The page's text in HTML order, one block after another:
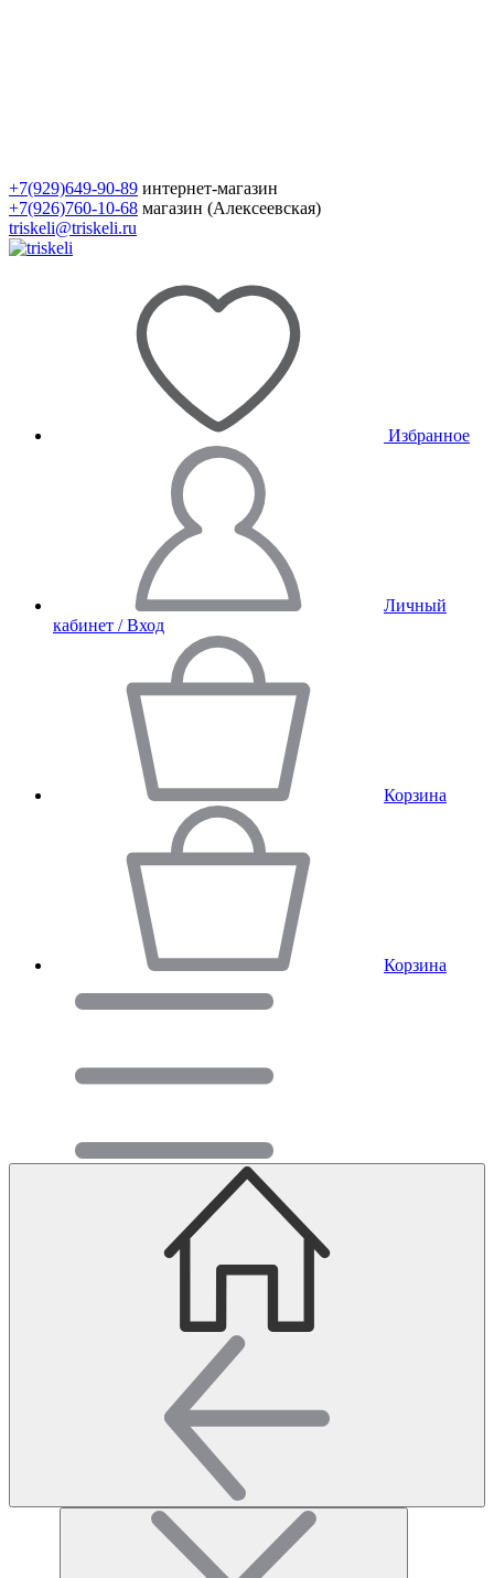
+7(929)649-90-89 интернет-магазин
+7(926)760-10-68 магазин (Алексеевская)
triskeli@triskeli.ru
Избранное
Личный
кабинет / Вход
Корзина
Корзина